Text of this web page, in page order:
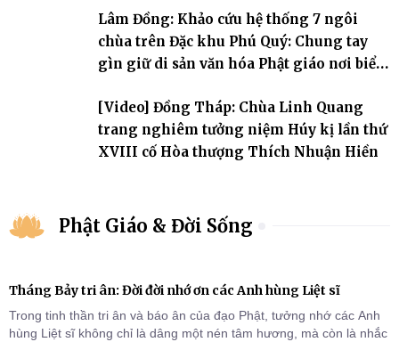
Lâm Đồng: Khảo cứu hệ thống 7 ngôi
chùa trên Đặc khu Phú Quý: Chung tay
gìn giữ di sản văn hóa Phật giáo nơi biển
[Video] Đồng Tháp: Chùa Linh Quang
trang nghiêm tưởng niệm Húy kị lần thứ
XVIII cố Hòa thượng Thích Nhuận Hiền
Phật Giáo & Đời Sống
Tháng Bảy tri ân: Đời đời nhớ ơn các Anh hùng Liệt sĩ
Trong tinh thần tri ân và báo ân của đạo Phật, tưởng nhớ các Anh
hùng Liệt sĩ không chỉ là dâng một nén tâm hương, mà còn là nhắc